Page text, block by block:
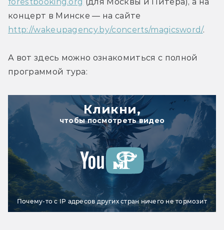
http://wakeupagency.by/concerts/magicsword/.
А вот здесь можно ознакомиться с полной
программой тура:
Кликни,
чтобы посмотреть видео
Почему-то с IP адресов других стран ничего не тормозит